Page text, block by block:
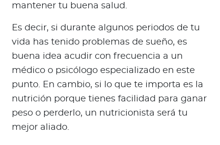
Red de Salud
Contáctanos
mantener tu buena salud.
Es decir, si durante algunos periodos de tu
vida has tenido problemas de sueño, es
buena idea acudir con frecuencia a un
médico o psicólogo especializado en este
punto. En cambio, si lo que te importa es la
nutrición porque tienes facilidad para ganar
peso o perderlo, un nutricionista será tu
mejor aliado.